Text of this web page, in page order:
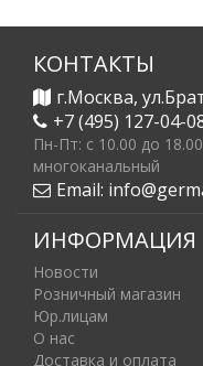
КОНТАКТЫ
г.Москва,
+7 (495) 127-04-
Пн-Пт: c 10.00 до 18.00
многоканальный
Email:
ИНФОРМАЦИЯ
Новости
Розничный магазин
Юр.лицам
О нас
Доставка и оплата